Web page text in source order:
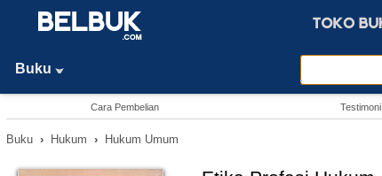
Buku
Cara Pembelian Testimoni
Buku › Hukum › Hukum Umum